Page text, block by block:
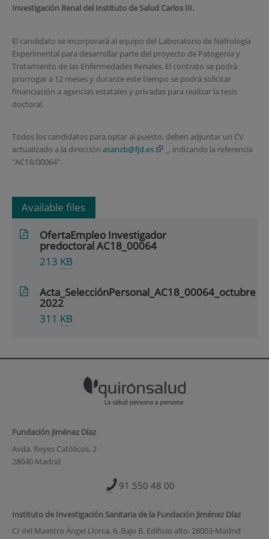
Investigación Renal del Instituto de Salud Carlos III.
El candidato se incorporará al equipo del Laboratorio de Nefrología
Experimental para desarrollar parte del proyecto de Patogenia y
Tratamiento de las Enfermedades Renales. El contrato se podrá
prorrogar a 12 meses y durante este tiempo se podrá solicitar
financiación a agencias estatales y privadas para realizar la tesis
doctoral.
Todos los candidatos para optar al puesto, deben adjuntar un CV
actualizado a la dirección asanzb@fjd.es
_, indicando la referencia
"AC18/00064".
Available files
OfertaEmpleo Investigador
predoctoral AC18_00064
213 KB
Acta_SelecciónPersonal_AC18_00064_octubre
2022
311 KB
Fundación Jiménez Díaz
Avda. Reyes Católicos, 2
28040 Madrid
91 550 48 00
Instituto de Investigación Sanitaria de la Fundación Jiménez Díaz
C/ del Maestro Ángel Llorca, 6. Bajo B. Edificio alto. 28003-Madrid